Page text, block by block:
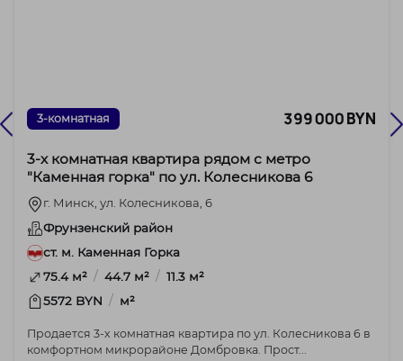
3-комнатная 399 000 BYN
3-х комнатная квартира рядом с метро
"Каменная горка" по ул. Колесникова 6
г. Минск, ул. Колесникова, 6
Фрунзенский район
ст. м. Каменная Горка
75.4 м² / 44.7 м² / 11.3 м²
5572 BYN / м²
Продается 3-х комнатная квартира по ул. Колесникова 6 в
комфортном микрорайоне Домбровка. Прост...